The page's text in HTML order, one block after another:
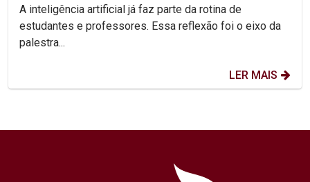
A inteligência artificial já faz parte da rotina de
estudantes e professores. Essa reflexão foi o eixo da
palestra...
LER MAIS